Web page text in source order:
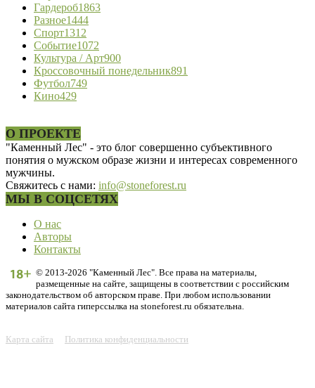
Гардероб1863
Разное1444
Спорт1312
Событие1072
Культура / Арт900
Кроссовочный понедельник891
Футбол749
Кино429
О ПРОЕКТЕ
"Каменный Лес" - это блог совершенно субъективного
понятия о мужском образе жизни и интересах современного
мужчины.
Свяжитесь с нами: info@stoneforest.ru
МЫ В СОЦСЕТЯХ
О нас
Авторы
Контакты
© 2013-2026 "Каменный Лес". Все права на материалы,
размещенные на сайте, защищены в соответствии с российским
законодательством об авторском праве. При любом использовании
материалов сайта гиперссылка на stoneforest.ru обязательна.
Карта сайта Политика конфиденциальности